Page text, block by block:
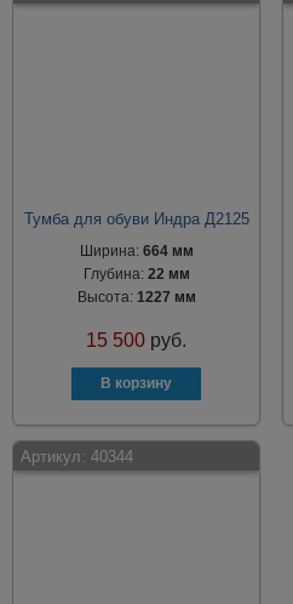
Тумба для обуви Индра Д2125
Ширина: 664 мм
Глубина: 22 мм
Высота: 1227 мм
15 500 руб.
Артикул: 40344